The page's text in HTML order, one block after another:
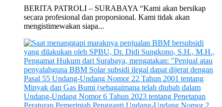
BERITA PATROLI – SURABAYA “Kami akan bersikap
secara profesional dan proporsional. Kami tidak akan
mengistimewakan siapa...